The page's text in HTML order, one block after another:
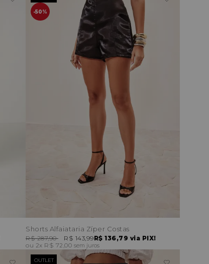
50%
Shorts Alfaiataria Zíper Costas
R$ 136,79 via PIX!
R$ 287,90
R$ 143,99
2x R$ 72,00 sem juros
OUTLET